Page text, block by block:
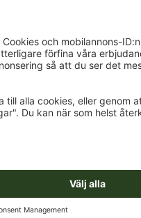
4910
4911